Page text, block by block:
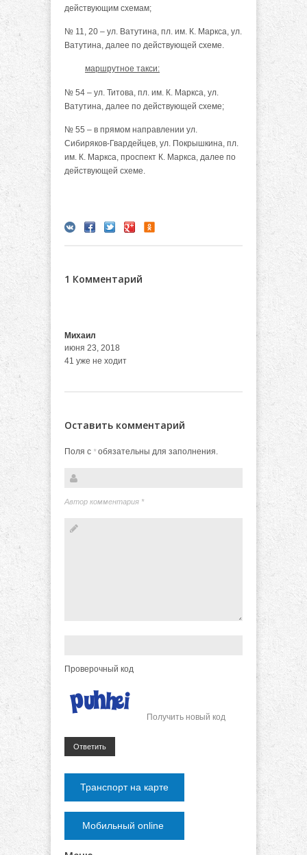
действующим схемам;
№ 11, 20 – ул. Ватутина, пл. им. К. Маркса, ул.
Ватутина, далее по действующей схеме.
маршрутное такси:
№ 54 – ул. Титова, пл. им. К. Маркса, ул.
Ватутина, далее по действующей схеме;
№ 55 – в прямом направлении ул.
Сибиряков-Гвардейцев, ул. Покрышкина, пл.
им. К. Маркса, проспект К. Маркса, далее по
действующей схеме.
1 Комментарий
Михаил
июня 23, 2018
41 уже не ходит
Оставить комментарий
Поля с *обязательны для заполнения.
Автор комментария *
Проверочный код
Получить новый код
Ответить
Транспорт на карте
Мобильный online